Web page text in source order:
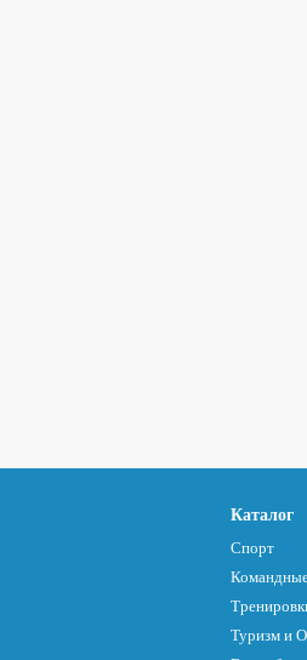
Каталог
Спорт
Туризм и